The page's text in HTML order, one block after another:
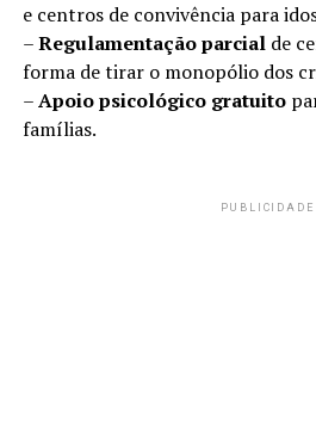
e centros de convivência para
–Regulamentação parcialde
forma de tirar o monopólio dos
–Apoio psicológico gratuito
famílias.
PUBLICIDADE